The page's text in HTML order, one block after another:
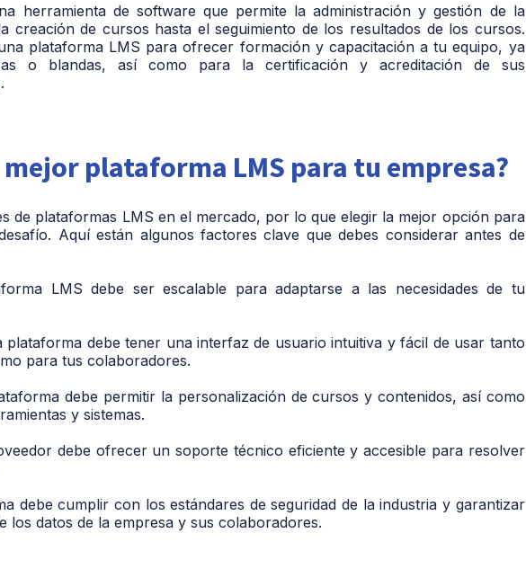
herramienta de software que permite la administración y gestión de la
creación de cursos hasta el seguimiento de los resultados de los cursos.
plataforma LMS para ofrecer formación y capacitación a tu equipo, ya
o blandas, así como para la certificación y acreditación de sus
mejor plataforma LMS para tu empresa?
de plataformas LMS en el mercado, por lo que elegir la mejor opción para
Aquí están algunos factores clave que debes considerar antes de
LMS debe ser escalable para adaptarse a las necesidades de tu
plataforma debe tener una interfaz de usuario intuitiva y fácil de usar tanto
para tus colaboradores.
debe permitir la personalización de cursos y contenidos, así como
y sistemas.
debe ofrecer un soporte técnico eficiente y accesible para resolver
debe cumplir con los estándares de seguridad de la industria y garantizar
los datos de la empresa y sus colaboradores.